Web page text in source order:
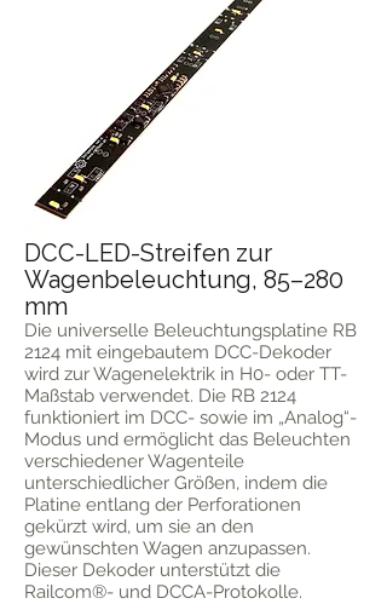
DCC-LED-Streifen zur
Wagenbeleuchtung, 85–280
mm
Die universelle Beleuchtungsplatine RB
2124 mit eingebautem DCC-Dekoder
wird zur Wagenelektrik in H0- oder TT-
Maßstab verwendet. Die RB 2124
funktioniert im DCC- sowie im „Analog“-
Modus und ermöglicht das Beleuchten
verschiedener Wagenteile
unterschiedlicher Größen, indem die
Platine entlang der Perforationen
gekürzt wird, um sie an den
gewünschten Wagen anzupassen.
Dieser Dekoder unterstützt die
Railcom®- und DCCA-Protokolle.